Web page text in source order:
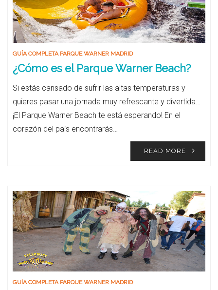
GUÍA COMPLETA PARQUE WARNER MADRID
¿Cómo es el Parque Warner Beach?
Si estás cansado de sufrir las altas temperaturas y
quieres pasar una jornada muy refrescante y divertida…
¡El Parque Warner Beach te está esperando! En el
corazón del país encontrarás…
READ MORE
GUÍA COMPLETA PARQUE WARNER MADRID